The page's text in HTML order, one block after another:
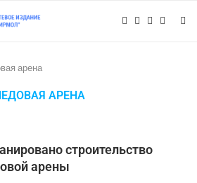
арена
АРЕНА
строительство
арены